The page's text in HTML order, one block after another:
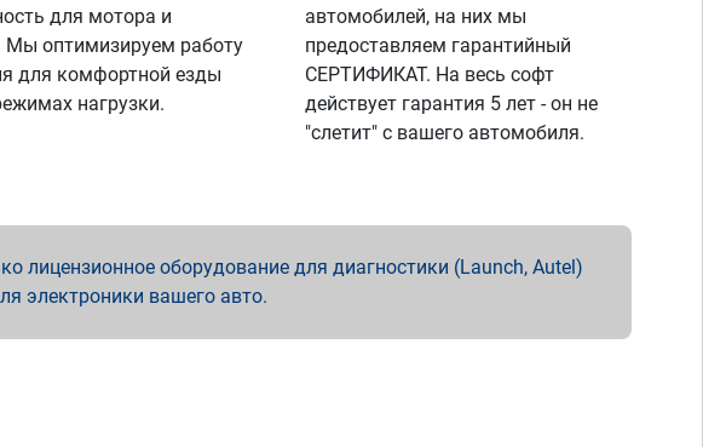
для мотора и
Мы оптимизируем работу
для комфортной езды
нагрузки.
автомобилей, на них мы
предоставляем гарантийный
СЕРТИФИКАТ. На весь софт
действует гарантия 5 лет - он не
"слетит" с вашего автомобиля.
оборудование для диагностики (Launch, Autel)
электроники вашего авто.